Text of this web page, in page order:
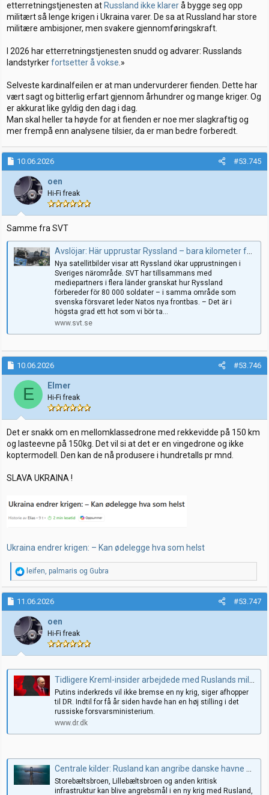
etterretningstjenesten at Russland ikke klarerå bygge seg opp
militært så lenge krigen i Ukraina varer. De sa at Russland har store
militære ambisjoner, men svakere gjennomføringskraft.
I 2026 har etterretningstjenesten snudd og advarer: Russlands
landstyrkerfortsetter å vokse .»
Selveste kardinalfeilen er at man undervurderer fienden. Dette har
vært sagt og bitterlig erfart gjennom århundrer og mange kriger. Og
er akkurat like gyldig den dag i dag.
Man skal heller ta høyde for at fienden er noe mer slagkraftig og
mer frempå enn analysene tilsier, da er man bedre forberedt.
10.06.2026 #53.745
oen
Hi-Fi freak
Samme fra SVT
Avslöjar: Här upprustar Ryssland – bara kilometer från Natos gräns
Nya satellitbilder visar att Ryssland ökar upprustningen i
Sveriges närområde. SVT har tillsammans med
mediepartners i flera länder granskat hur Ryssland
förbereder för 80 000 soldater – i samma område som
svenska försvaret leder Natos nya frontbas. – Det är i
högsta grad ett hot som vi bör ta...
www.svt.se
10.06.2026 #53.746
E Elmer
Hi-Fi freak
Det er snakk om en mellomklassedrone med rekkevidde på 150 km
og lasteevne på 150kg. Det vil si at det er en vingedrone og ikke
koptermodell. Den kan de nå produsere i hundretalls pr mnd.
SLAVA UKRAINA !
Ukraina endrer krigen: – Kan ødelegge hva som helst
R
e
a
k
j
o
n
e
r
leifen palmaris og Gubra
11.06.2026 #53.747
oen
Hi-Fi freak
Tidligere Kreml-insider arbejdede med Ruslands militærplaner: Nu advarer han om risiko for angreb i Europa
Putins inderkreds vil ikke bremse en ny krig, siger afhopper
til DR. Indtil for få år siden havde han en høj stilling i det
russiske forsvarsministerium.
www.dr.dk
Centrale kilder: Rusland kan angribe danske havne og broer i tilfælde af en ny krig
Storebæltsbroen, Lillebæltsbroen og anden kritisk
infrastruktur kan blive angrebsmål i en ny krig med Rusland,